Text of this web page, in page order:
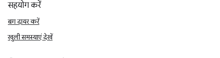
सहयोग करें
बग दायर करें
खुली समस्याएं देखें